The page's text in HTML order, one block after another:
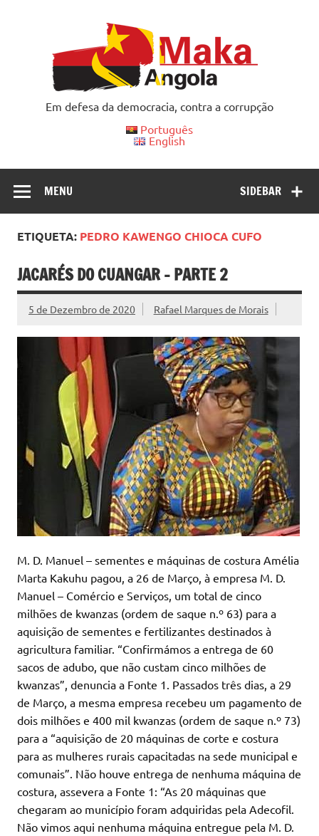
Em defesa da democracia, contra a corrupção
Português
English
SIDEBAR
MENU
ETIQUETA: PEDRO KAWENGO CHIOCA CUFO
JACARÉS DO CUANGAR – PARTE 2
5 de Dezembro de 2020 Rafael Marques de Morais
M. D. Manuel – sementes e máquinas de costura Amélia
Marta Kakuhu pagou, a 26 de Março, à empresa M. D.
Manuel – Comércio e Serviços, um total de cinco
milhões de kwanzas (ordem de saque n.º 63) para a
aquisição de sementes e fertilizantes destinados à
agricultura familiar. “Confirmámos a entrega de 60
sacos de adubo, que não custam cinco milhões de
kwanzas”, denuncia a Fonte 1. Passados três dias, a 29
de Março, a mesma empresa recebeu um pagamento de
dois milhões e 400 mil kwanzas (ordem de saque n.º 73)
para a “aquisição de 20 máquinas de corte e costura
para as mulheres rurais capacitadas na sede municipal e
comunais”. Não houve entrega de nenhuma máquina de
costura, assevera a Fonte 1: “As 20 máquinas que
chegaram ao município foram adquiridas pela Adecofil.
Não vimos aqui nenhuma máquina entregue pela M. D.